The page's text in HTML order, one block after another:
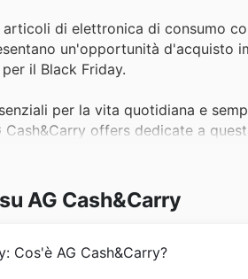
articoli di elettronica di consumo
un'opportunità d'acquisto
il Black Friday.
per la vita quotidiana e
Cash&Carry offers dedicate a
– La cura di sé è una priorità
il Black Friday. Le AG
AG Cash&Carry
Cos'è AG Cash&Carry?